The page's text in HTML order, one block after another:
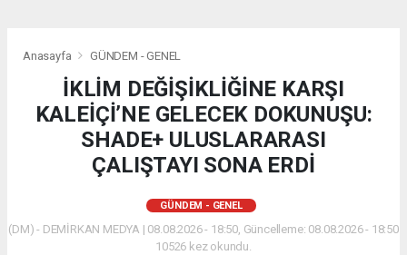
Anasayfa GÜNDEM - GENEL
İKLİM DEĞİŞİKLİĞİNE KARŞI
KALEİÇİ’NE GELECEK DOKUNUŞU:
SHADE+ ULUSLARARASI
ÇALIŞTAYI SONA ERDİ
GÜNDEM - GENEL
(DM) - DEMİRKAN MEDYA | 08.08.2026 - 18:50, Güncelleme: 08.08.2026 - 18:50
10526 kez okundu.